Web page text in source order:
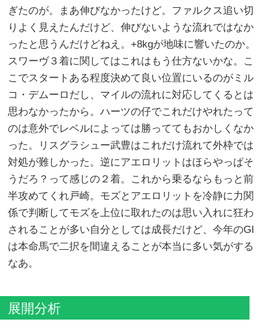
ぎたのが。まあ伸びなかったけど。ファルクス追い切
りよく見えたんだけど、伸びないような流れではなか
ったと思うんだけどねえ。+8kgが地味に響いたのか。
スワーヴ３着に関してはこれはもう仕方ないかな。こ
こでスタートある程度決めて良い位置にいるのがミル
コ・デムーロだし、マイルの流れに対応してくるとは
思わなかったから。ハーツの仔でこれだけやれたって
のは意外でレベルによっては勝っててもおかしくなか
った。リスグラシュー武豊はこれだけ流れて外枠では
対処が難しかった。逆にアエロリットはほらやっぱそ
うだろ？って感じの２着。これから乗るならもっと前
半攻めてくれ戸崎。モズとアエロリットを冷静に力関
係で判断してモズを上位に取れたのは思い入れに狂わ
されることが多い自分としては成長だけど、今年のGI
は本命馬で二択を間違えることが本当に多い気がする
なあ。
展開分析